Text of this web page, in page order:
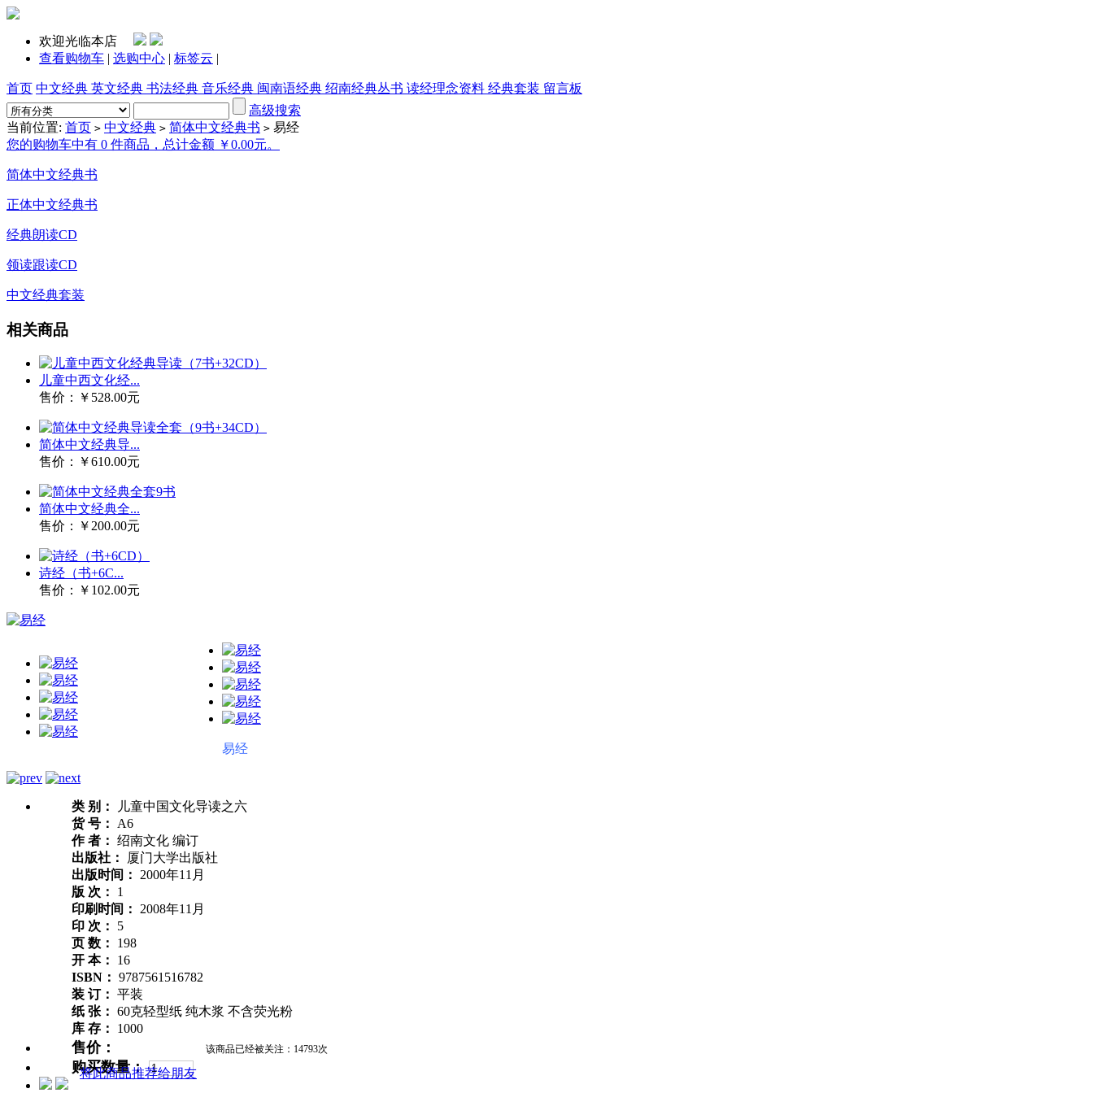
欢迎光临本店
查看购物车 | 选购中心 | 标签云 |
首页 中文经典 英文经典 书法经典 音乐经典 闽南语经典 绍南经典丛书 读经理念资料 经典套装 留言板
高级搜索
当前位置: 首页 > 中文经典 > 简体中文经典书 > 易经
您的购物车中有 0 件商品，总计金额 ￥0.00元。
简体中文经典书
正体中文经典书
经典朗读CD
领读跟读CD
中文经典套装
相关商品
儿童中西文化经...
售价：
￥528.00元
简体中文经典导...
售价：
￥610.00元
简体中文经典全...
售价：
￥200.00元
诗经（书+6C...
售价：
￥102.00元
易经
类 别：
儿童中国文化导读之六
货 号： A6
作 者： 绍南文化 编订
出版社：
厦门大学出版社
出版时间： 2000年11月
版 次：
1
印刷时间： 2008年11月
印 次：
5
页 数：
198
开 本：
16
ISBN： 9787561516782
装 订： 平装
纸 张： 60克轻型纸 纯木浆 不含荧光粉
库 存：
1000
售价： 该商品已经被关注：14793次
购买数量：
将此商品推荐给朋友